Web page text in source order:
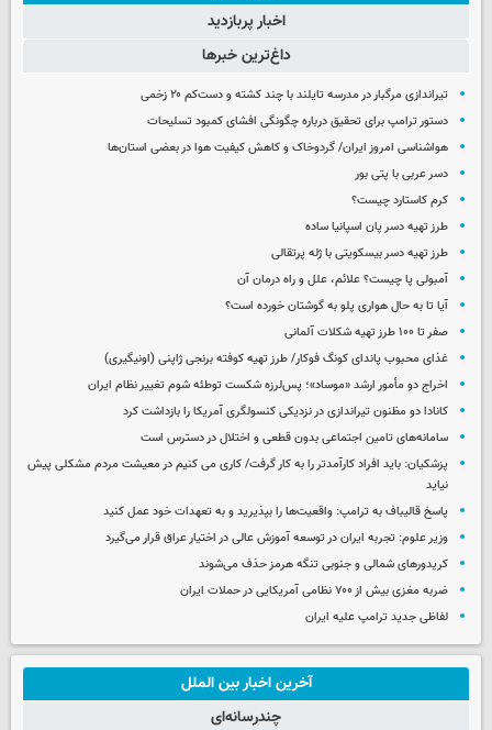
اخبار پربازدید
داغ‌ترین خبرها
تیراندازی مرگبار در مدرسه‌ تایلند با چند کشته و دست‌کم ۲۰ زخمی
دستور ترامپ برای تحقیق درباره چگونگی افشای کمبود تسلیحات
هواشناسی امروز ایران/ گردوخاک و کاهش کیفیت هوا در بعضی استان‌ها
دسر عربی با پتی بور
کرم کاستارد چیست؟
طرز تهیه دسر پان اسپانیا ساده
طرز تهیه دسر بیسکویتی با ژله پرتقالی
آمبولی پا چیست؟ علائم، علل و راه درمان آن
آیا تا به حال هواری پلو به گوشتان خورده است؟
صفر تا ۱۰۰ طرز تهیه شکلات آلمانی
غذای محبوب پاندای کونگ فوکار/ طرز تهیه کوفته برنجی ژاپنی (اونیگیری)
اخراج دو مأمور ارشد «موساد»؛ پس‌لرزه شکست توطئه شوم تغییر نظام ایران
کانادا دو مظنون تیراندازی در نزدیکی کنسولگری آمریکا را بازداشت کرد
سامانه‌های تامین اجتماعی بدون قطعی و اختلال در دسترس است
پزشکیان: باید افراد کارآمدتر را به کار گرفت/ کاری می کنیم در معیشت مردم مشکلی پیش
نیاید
پاسخ قالیباف به ترامپ: واقعیت‌ها را بپذیرید و به تعهدات خود عمل کنید
وزیر علوم: تجربه ایران در توسعه آموزش عالی در اختیار عراق قرار می‌گیرد
کریدورهای شمالی و جنوبی تنگه هرمز حذف می‌شوند
ضربه مغزی بیش از ۷۰۰ نظامی آمریکایی در حملات ایران
لفاظی جدید ترامپ علیه ایران
آخرین اخبار بین الملل
چندرسانه‌ای